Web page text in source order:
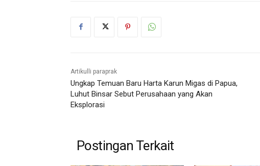
Artikulli paraprak
Ungkap Temuan Baru Harta Karun Migas di Papua,
Luhut Binsar Sebut Perusahaan yang Akan
Eksplorasi
Postingan Terkait